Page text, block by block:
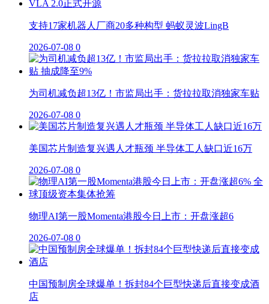
支持17家机器人厂商20多种构型 蚂蚁灵波LingB
2026-07-08 0
为司机减负超13亿！市监局出手：货拉拉取消独家车贴
2026-07-08 0
美国芯片制造复兴遇人才瓶颈 半导体工人缺口近16万
2026-07-08 0
物理AI第一股Momenta港股今日上市：开盘涨超6
2026-07-08 0
中国预制房全球爆单！拆封84个巨型快递后直接变成酒
店